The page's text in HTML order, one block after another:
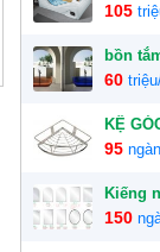
105
bồn
60
KỆ
95
Kiếng
150